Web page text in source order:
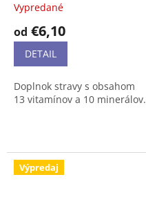
Priemerné
produktu
4,5
5
hviezdičiek.
Vypredané
od €6,10
DETAIL
Doplnok stravy s obsahom
13 vitamínov a 10 minerálov.
Výpredaj